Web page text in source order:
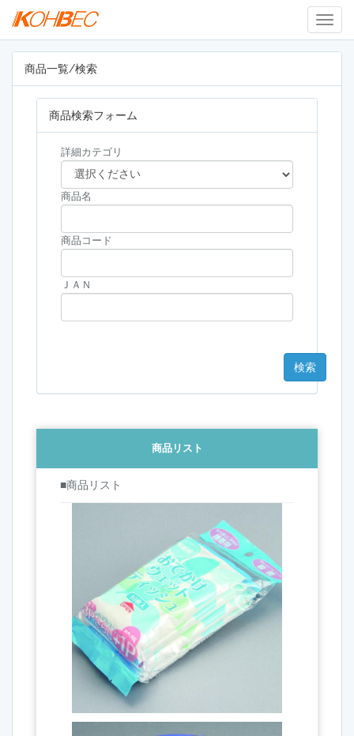
商品一覧/検索
商品検索フォーム
詳細カテゴリ
商品名
商品コード
ＪＡＮ
商品リスト
■商品リスト